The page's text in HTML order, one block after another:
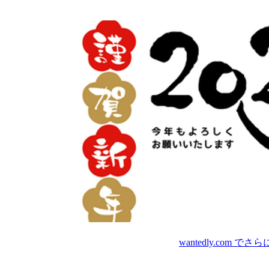
wantedly.com でさら